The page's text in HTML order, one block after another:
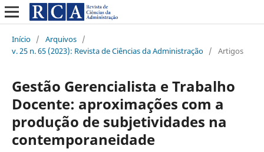
Início / Arquivos /
v. 25 n. 65 (2023): Revista de Ciências da Administração / Artigos
Gestão Gerencialista e Trabalho
Docente: aproximações com a
produção de subjetividades na
contemporaneidade